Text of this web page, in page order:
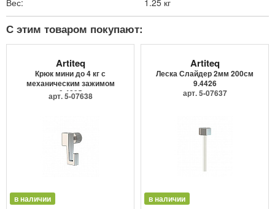
Вес:
1.25 кг
С этим товаром покупают:
Artiteq
Крюк мини до 4 кг с
механическим зажимом
9.4205
арт. 5-07638
в наличии
Artiteq
Леска Слайдер 2мм 200см
9.4426
арт. 5-07637
в наличии